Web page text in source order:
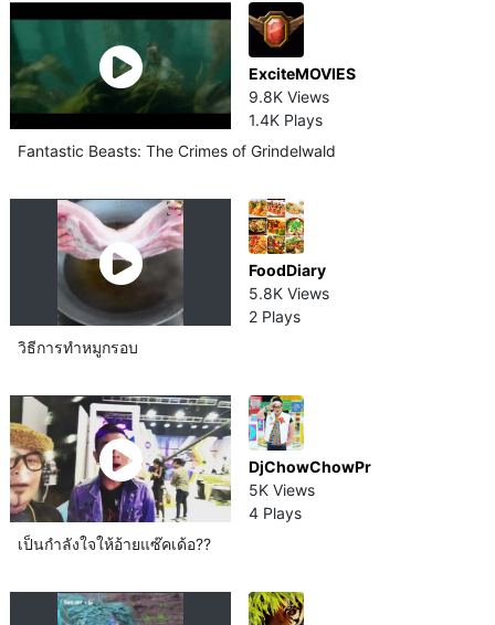
ExciteMOVIES
9.8K Views
1.4K Plays
Fantastic Beasts: The Crimes of Grindelwald
FoodDiary
5.8K Views
2 Plays
วิธีการทำหมู​กรอบ
DjChowChowPr
5K Views
4 Plays
เป็นกำลังใจให้อ้ายแซ๊คเด้อ??